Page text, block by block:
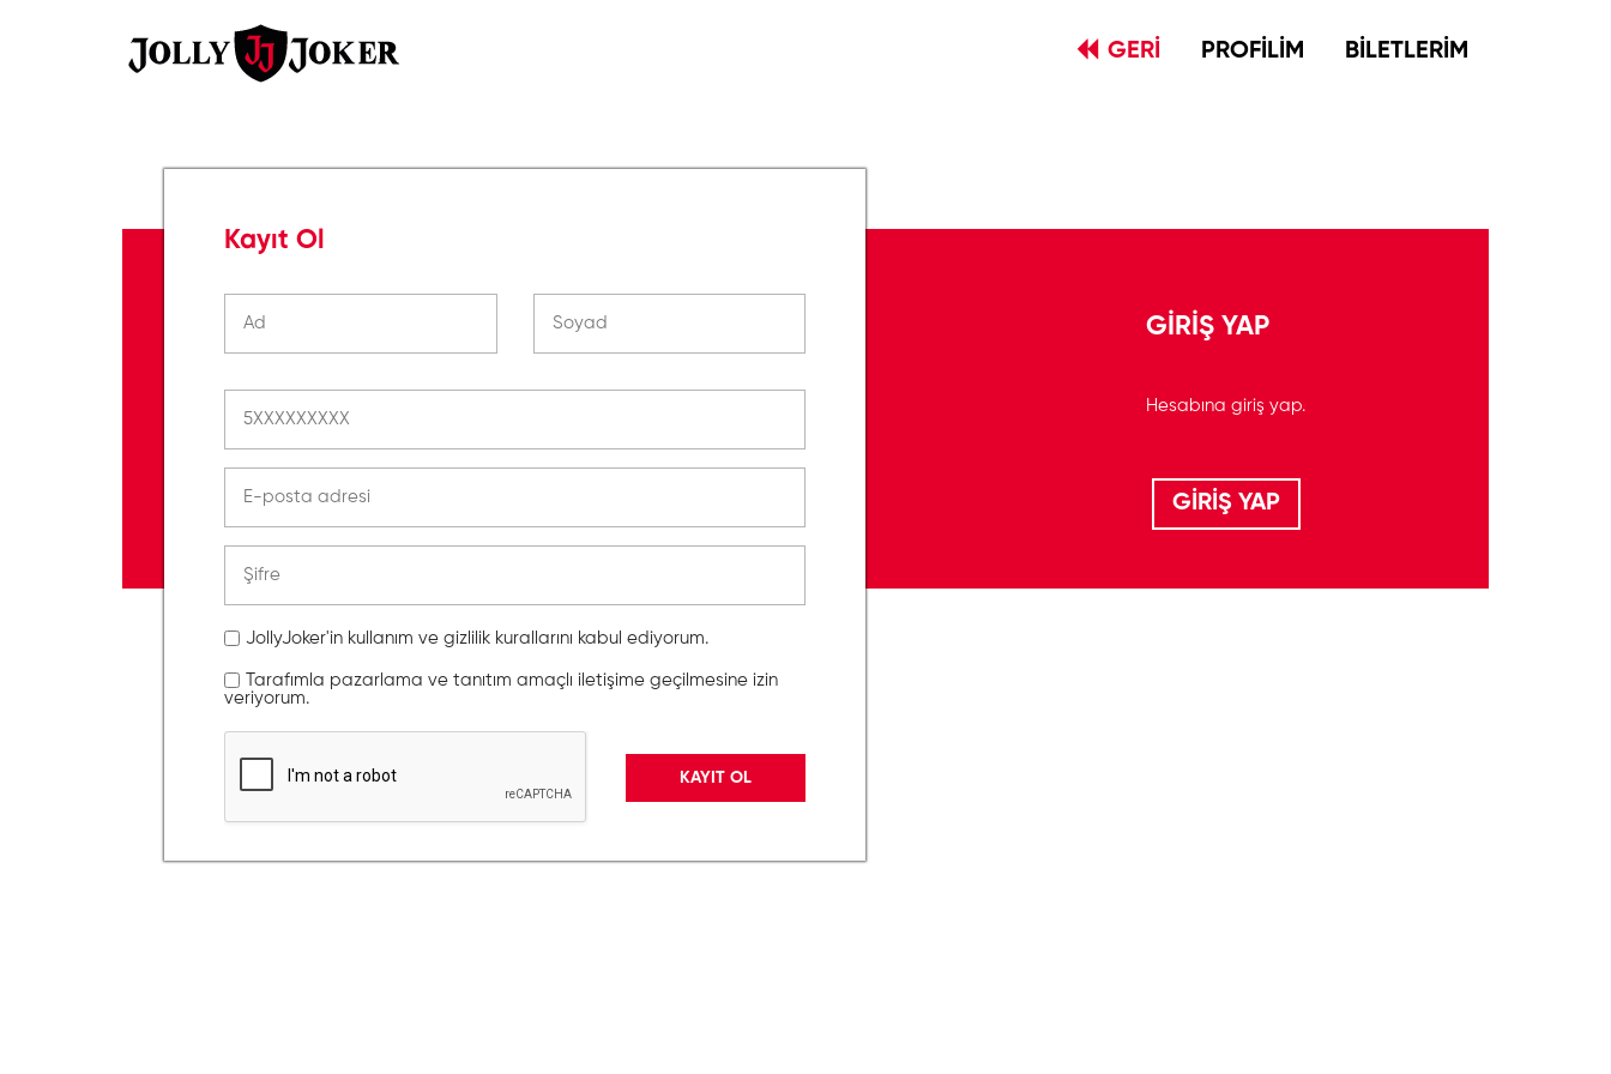
GERİ PROFİLİM BİLETLERİM
Kayıt Ol
JollyJoker'in kullanım ve gizlilik kurallarını kabul ediyorum.
Tarafımla pazarlama ve tanıtım amaçlı iletişime geçilmesine izin
veriyorum.
GİRİŞ YAP
Hesabına giriş yap.
GİRİŞ YAP